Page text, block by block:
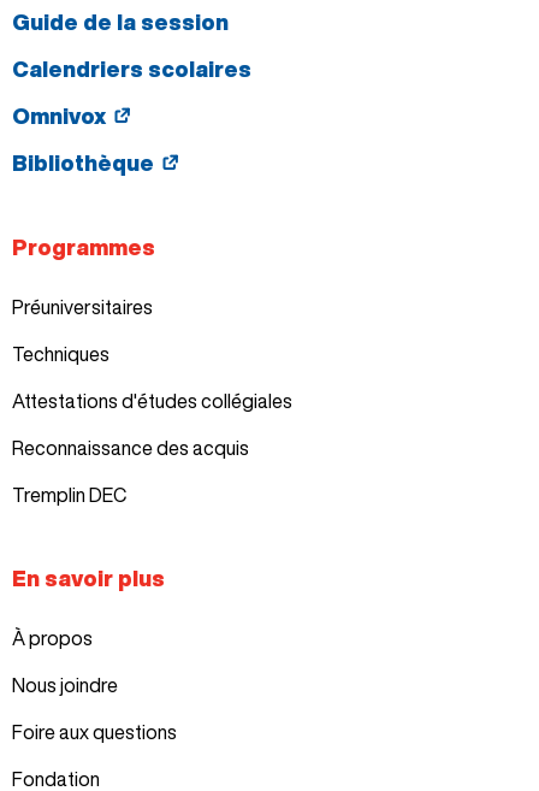
Guide de la session
Calendriers scolaires
Omnivox
Bibliothèque
Programmes
Préuniversitaires
Techniques
Attestations d'études collégiales
Reconnaissance des acquis
Tremplin DEC
En savoir plus
À propos
Nous joindre
Foire aux questions
Fondation